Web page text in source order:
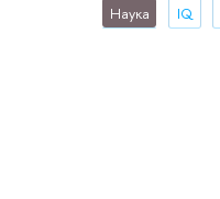
Наука IQ